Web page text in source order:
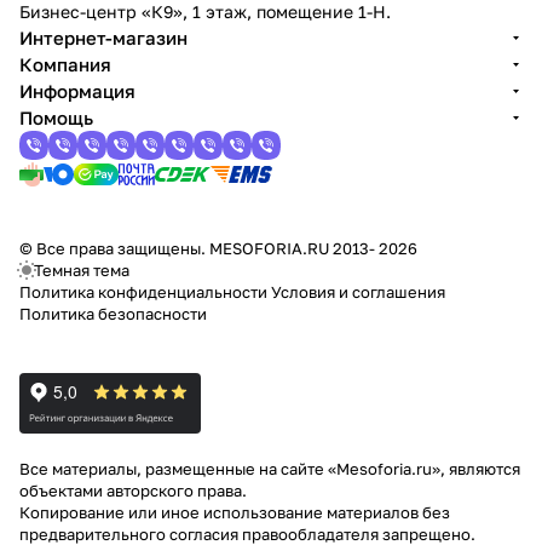
Бизнес-центр «К9», 1 этаж, помещение 1-Н.
Интернет-магазин
Компания
Информация
Помощь
© Все права защищены. MESOFORIA.RU 2013- 2026
Темная тема
Политика конфиденциальности Условия и соглашения
Политика безопасности
Все материалы, размещенные на сайте «Mesoforia.ru», являются
объектами авторского права.
Копирование или иное использование материалов без
предварительного согласия правообладателя запрещено.